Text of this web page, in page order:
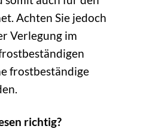
Achten Sie jedoch
Verlegung im
frostbeständige
richtig?